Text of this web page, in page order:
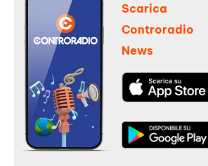
Scarica
Controradio
News